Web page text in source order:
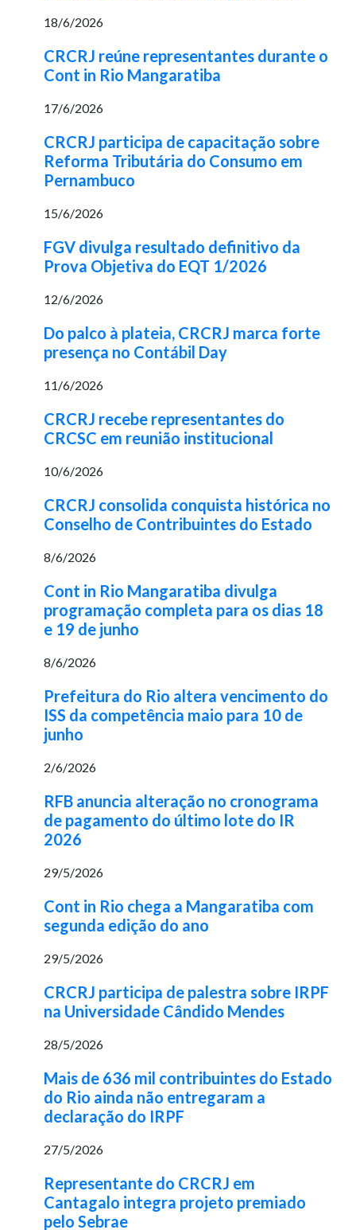
18/6/2026
CRCRJ reúne representantes durante o
Cont in Rio Mangaratiba
17/6/2026
CRCRJ participa de capacitação sobre
Reforma Tributária do Consumo em
Pernambuco
15/6/2026
FGV divulga resultado definitivo da
Prova Objetiva do EQT 1/2026
12/6/2026
Do palco à plateia, CRCRJ marca forte
presença no Contábil Day
11/6/2026
CRCRJ recebe representantes do
CRCSC em reunião institucional
10/6/2026
CRCRJ consolida conquista histórica no
Conselho de Contribuintes do Estado
8/6/2026
Cont in Rio Mangaratiba divulga
programação completa para os dias 18
e 19 de junho
8/6/2026
Prefeitura do Rio altera vencimento do
ISS da competência maio para 10 de
junho
2/6/2026
RFB anuncia alteração no cronograma
de pagamento do último lote do IR
2026
29/5/2026
Cont in Rio chega a Mangaratiba com
segunda edição do ano
29/5/2026
CRCRJ participa de palestra sobre IRPF
na Universidade Cândido Mendes
28/5/2026
Mais de 636 mil contribuintes do Estado
do Rio ainda não entregaram a
declaração do IRPF
27/5/2026
Representante do CRCRJ em
Cantagalo integra projeto premiado
pelo Sebrae